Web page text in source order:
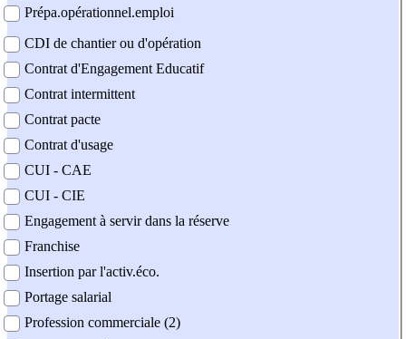
Prépa.opérationnel.emploi
CDI de chantier ou d'opération
Contrat d'Engagement Educatif
Contrat intermittent
Contrat pacte
Contrat d'usage
CUI - CAE
CUI - CIE
Engagement à servir dans la réserve
Franchise
Insertion par l'activ.éco.
Portage salarial
Profession commerciale (2)